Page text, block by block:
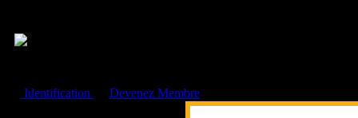
Identification
Devenez Membre